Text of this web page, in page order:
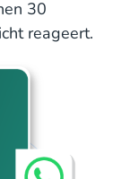
30
reageert.